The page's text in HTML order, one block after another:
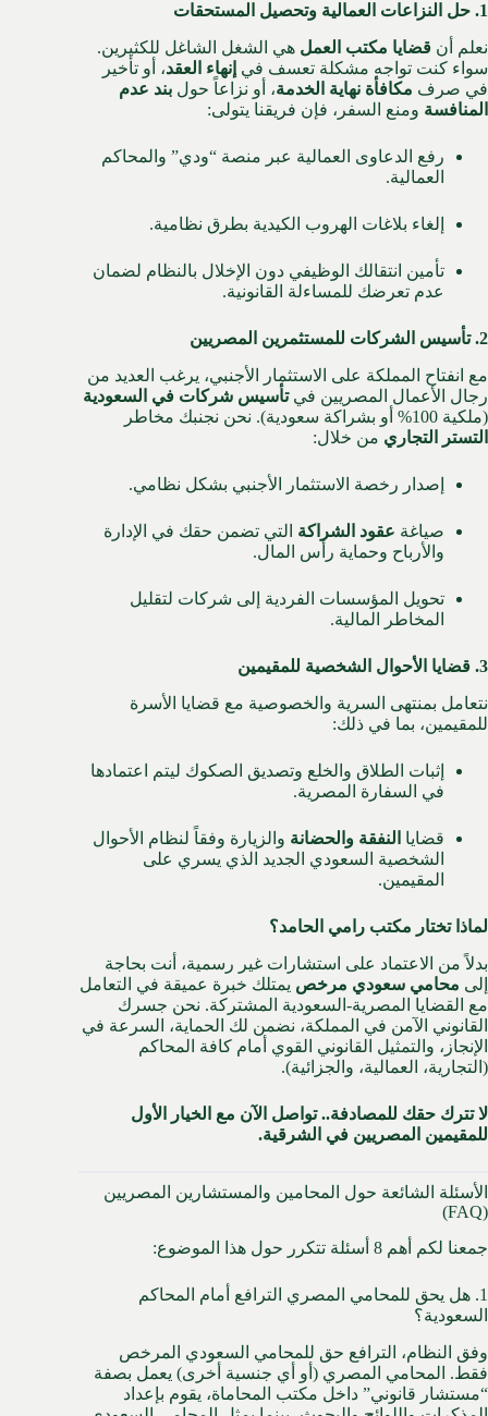
1. حل النزاعات العمالية وتحصيل المستحقات
نعلم أن قضايا مكتب العمل هي الشغل الشاغل للكثيرين.
سواء كنت تواجه مشكلة تعسف في إنهاء العقد، أو تأخير
في صرف مكافأة نهاية الخدمة، أو نزاعاً حول بند عدم
المنافسة ومنع السفر، فإن فريقنا يتولى:
رفع الدعاوى العمالية عبر منصة “ودي” والمحاكم
العمالية.
إلغاء بلاغات الهروب الكيدية بطرق نظامية.
تأمين انتقالك الوظيفي دون الإخلال بالنظام لضمان
عدم تعرضك للمساءلة القانونية.
2. تأسيس الشركات للمستثمرين المصريين
مع انفتاح المملكة على الاستثمار الأجنبي، يرغب العديد من
رجال الأعمال المصريين فيتأسيس شركات في السعودية
(ملكية 100% أو بشراكة سعودية). نحن نجنبك مخاطر
التستر التجاري من خلال:
إصدار رخصة الاستثمار الأجنبي بشكل نظامي.
صياغة عقود الشراكة التي تضمن حقك في الإدارة
والأرباح وحماية رأس المال.
تحويل المؤسسات الفردية إلى شركات لتقليل
المخاطر المالية.
3. قضايا الأحوال الشخصية للمقيمين
نتعامل بمنتهى السرية والخصوصية مع قضايا الأسرة
للمقيمين، بما في ذلك:
إثبات الطلاق والخلع وتصديق الصكوك ليتم اعتمادها
في السفارة المصرية.
قضايا النفقة والحضانة والزيارة وفقاً لنظام الأحوال
الشخصية السعودي الجديد الذي يسري على
المقيمين.
لماذا تختار مكتب رامي الحامد؟
بدلاً من الاعتماد على استشارات غير رسمية، أنت بحاجة
إلى محامي سعودي مرخص يمتلك خبرة عميقة في التعامل
مع القضايا المصرية-السعودية المشتركة. نحن جسرك
القانوني الآمن في المملكة، نضمن لك الحماية، السرعة في
الإنجاز، والتمثيل القانوني القوي أمام كافة المحاكم
(التجارية، العمالية، والجزائية).
لا تترك حقك للمصادفة.. تواصل الآن مع الخيار الأول
للمقيمين المصريين في الشرقية.
الأسئلة الشائعة حول المحامين والمستشارين المصريين
(FAQ)
جمعنا لكم أهم 8 أسئلة تتكرر حول هذا الموضوع:
1. هل يحق للمحامي المصري الترافع أمام المحاكم
السعودية؟
وفق النظام، الترافع حق للمحامي السعودي المرخص
فقط. المحامي المصري (أو أي جنسية أخرى) يعمل بصفة
“مستشار قانوني” داخل مكتب المحاماة، يقوم بإعداد